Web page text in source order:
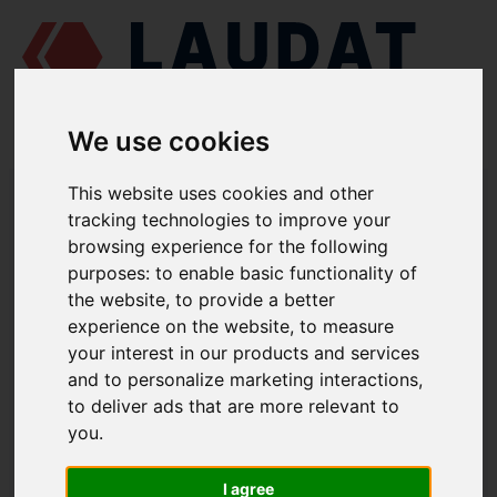
We use cookies
This website uses cookies and other
tracking technologies to improve your
browsing experience for the following
purposes:to enable basic functionality of
the website,to provide a better
experience on the website,to measure
your interest in our products and services
and to personalize marketing interactions,
to deliver ads that are more relevant to
you.
I agree
LAUDAT SUPPLY/MOTORES MARINOS/ PERVOMAISKDIESELMASH
CHN 25/34/ JUNTA 53-1402
LAUDAT SUPPLY
PERVOMAISKDIESELMASH
CHN 25/34
CATEGORIA DE CULATA
JUNTA
NÚMERO DE PIEZA: 53-1402